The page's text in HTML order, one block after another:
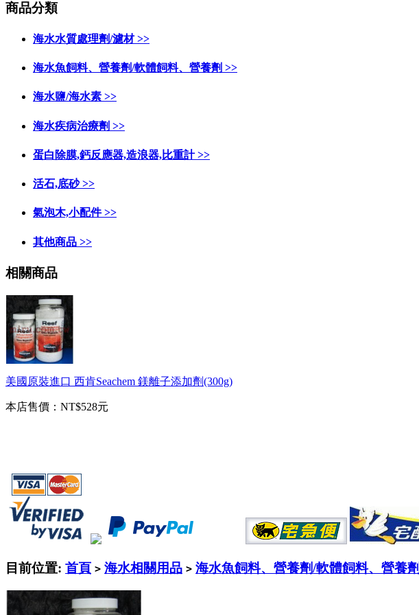
商品分類
海水水質處理劑/濾材 >>
海水魚飼料、營養劑/軟體飼料、營養劑 >>
海水鹽/海水素 >>
海水疾病治療劑 >>
蛋白除膜,鈣反應器,造浪器,比重計 >>
活石,底砂 >>
氣泡木,小配件 >>
其他商品 >>
相關商品
美國原裝進口 西肯Seachem 鎂離子添加劑(300g)
本店售價： NT$528元
目前位置: 首頁 > 海水相關用品 > 海水魚飼料、營養劑/軟體飼料、營養劑